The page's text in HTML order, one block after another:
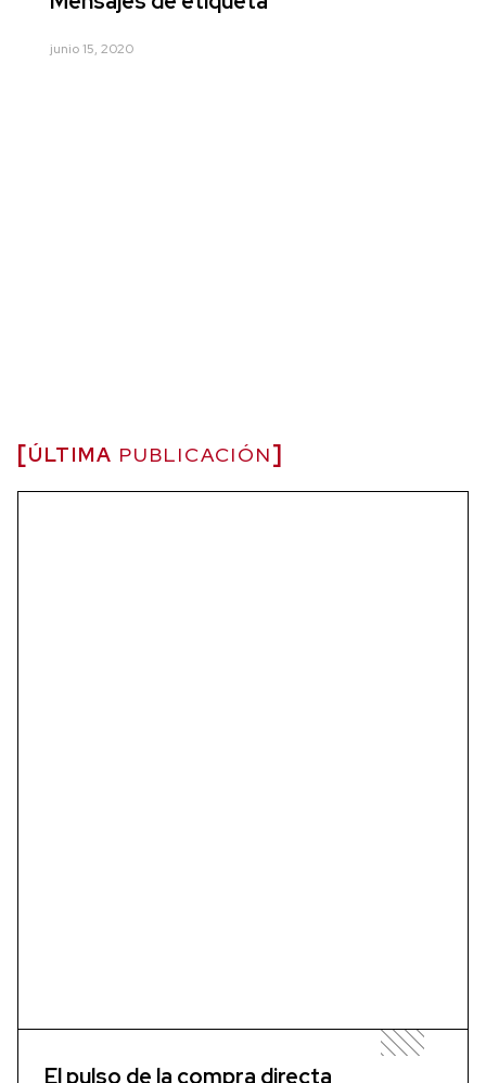
junio 15, 2020
ÚLTIMA PUBLICACIÓN
El pulso de la compra directa